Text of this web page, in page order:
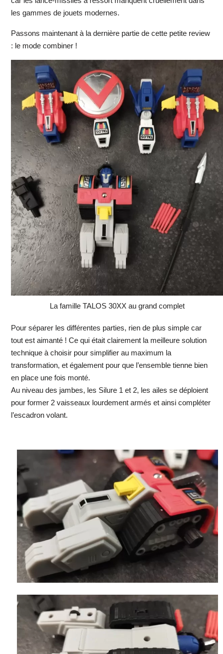
les gammes de jouets modernes.
Passons maintenant à la dernière partie de cette petite review
: le mode combiner !
La famille TALOS 30XX au grand complet
Pour séparer les différentes parties, rien de plus simple car
tout est aimanté ! Ce qui était clairement la meilleure solution
technique à choisir pour simplifier au maximum la
transformation, et également pour que l’ensemble tienne bien
en place une fois monté.
Au niveau des jambes, les Silure 1 et 2, les ailes se déploient
pour former 2 vaisseaux lourdement armés et ainsi compléter
l’escadron volant.